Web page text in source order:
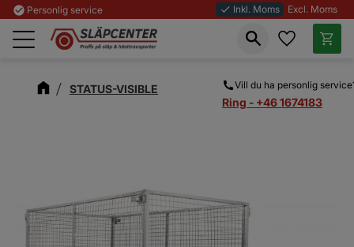
Meny
check_circle Personlig service done Inkl. Moms Excl. Moms
Vill du ha personlig
Ring - +46 1674183
Favoriter
STATUS-VISIBLE